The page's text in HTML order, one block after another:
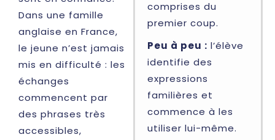
Dans une famille
anglaise en France,
le jeune n’est jamais
mis en difficulté : les
échanges
commencent par
des phrases très
accessibles,
comprises du
premier coup.
Peu à peu : l’élève
identifie des
expressions
familières et
commence à les
utiliser lui-même.